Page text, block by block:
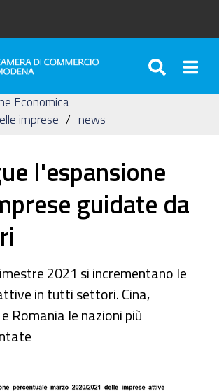
Economica
imprese
news
l'espansione
guidate da
2021 si incrementano le
in tutti settori. Cina,
Romania le nazioni più